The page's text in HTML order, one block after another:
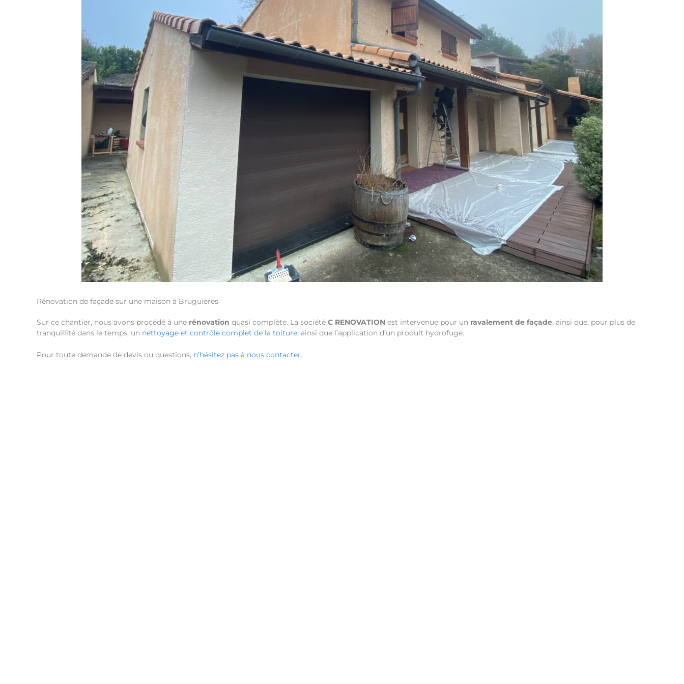
Rénovation de façade sur une maison à Bruguières
Sur ce chantier, nous avons procédé à une rénovation quasi complète. La société C RENOVATION est intervenue pour un ravalement de façade, ainsi que, pour plus de
tranquillité dans le temps, un nettoyage et contrôle complet de la toiture, ainsi que l’application d’un produit hydrofuge.
Pour toute demande de devis ou questions, n’hésitez pas à nous contacter.